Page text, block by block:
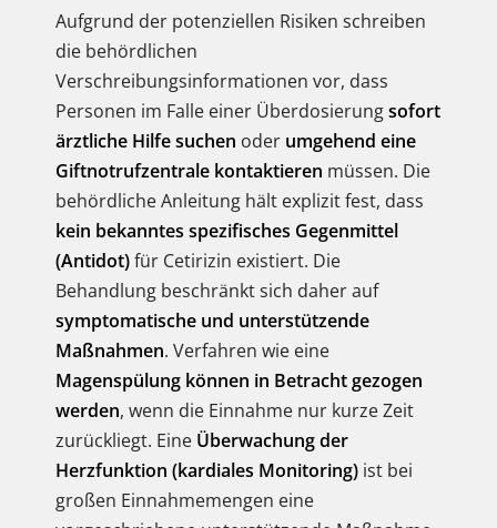
Aufgrund der potenziellen Risiken schreiben
die behördlichen
Verschreibungsinformationen vor, dass
Personen im Falle einer Überdosierungsofort
ärztliche Hilfe suchen oder umgehend eine
Giftnotrufzentrale kontaktieren müssen. Die
behördliche Anleitung hält explizit fest, dass
kein bekanntes spezifisches Gegenmittel
(Antidot)für Cetirizin existiert. Die
Behandlung beschränkt sich daher auf
symptomatische und unterstützende
Maßnahmen. Verfahren wie eine
Magenspülung können in Betracht gezogen
werden, wenn die Einnahme nur kurze Zeit
zurückliegt. Eine Überwachung der
Herzfunktion (kardiales Monitoring) ist bei
großen Einnahmemengen eine